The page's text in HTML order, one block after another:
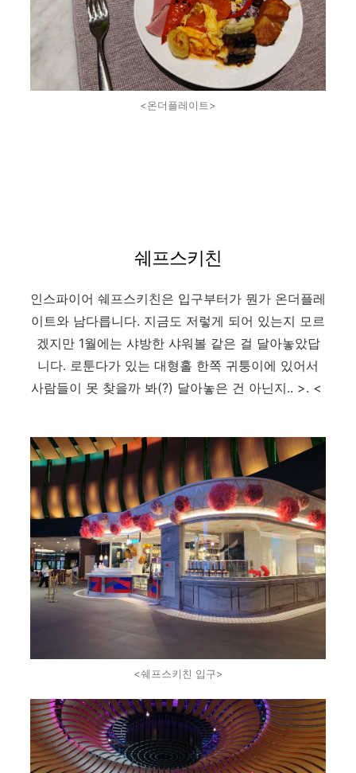
<온더플레이트>
쉐프스키친
인스파이어 쉐프스키친은 입구부터가 뭔가 온더플레
이트와 남다릅니다. 지금도 저렇게 되어 있는지 모르
겠지만 1월에는 샤방한 샤워볼 같은 걸 달아놓았답
니다. 로툰다가 있는 대형홀 한쪽 귀퉁이에 있어서
사람들이 못 찾을까 봐(?) 달아놓은 건 아닌지.. >. <
<쉐프스키친 입구>